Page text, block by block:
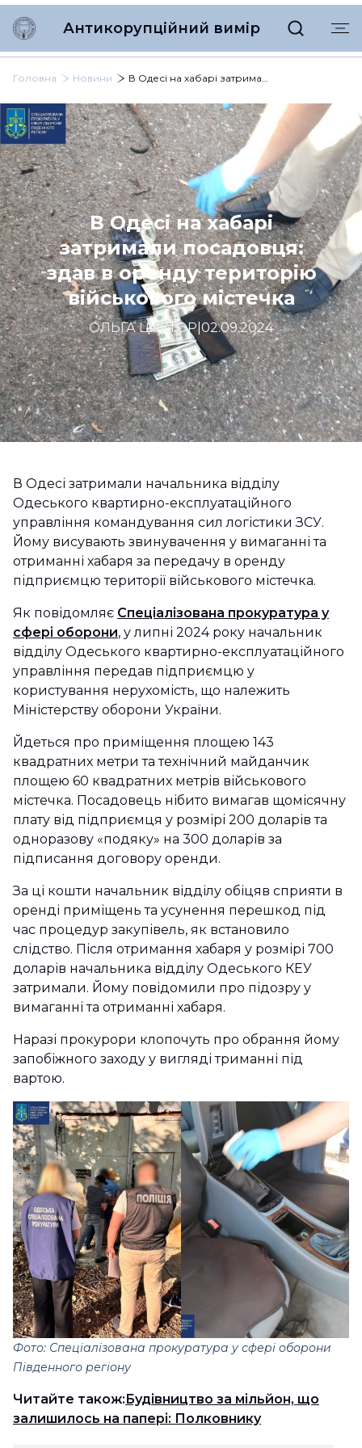
Антикорупційний вимір
Головна Новини В Одесі на хабарі затримали посадовця: здав в оренду територію військового містечка
В Одесі на хабарі
затримали посадовця:
здав в оренду територію
військового містечка
ОЛЬГА ЦИКТОР| 02.09.2024
В Одесі затримали начальника відділу
Одеського квартирно-експлуатаційного
управління командування сил логістики ЗСУ.
Йому висувають звинувачення у вимаганні та
отриманні хабаря за передачу в оренду
підприємцю території військового містечка.
Як повідомляє Спеціалізована прокуратура у
сфері оборони, у липні 2024 року начальник
відділу Одеського квартирно-експлуатаційного
управління передав підприємцю у
користування нерухомість, що належить
Міністерству оборони України.
Йдеться про приміщення площею 143
квадратних метри та технічний майданчик
площею 60 квадратних метрів військового
містечка. Посадовець нібито вимагав щомісячну
плату від підприємця у розмірі 200 доларів та
одноразову «подяку» на 300 доларів за
підписання договору оренди.
За ці кошти начальник відділу обіцяв сприяти в
оренді приміщень та усунення перешкод під
час процедур закупівель, як встановило
слідство. Після отримання хабаря у розмірі 700
доларів начальника відділу Одеського КЕУ
затримали. Йому повідомили про підозру у
вимаганні та отриманні хабаря.
Наразі прокурори клопочуть про обрання йому
запобіжного заходу у вигляді триманні під
вартою.
Фото: Спеціалізована прокуратура у сфері оборони
Південного регіону
Читайте також:Будівництво за мільйон, що
залишилось на папері: Полковнику